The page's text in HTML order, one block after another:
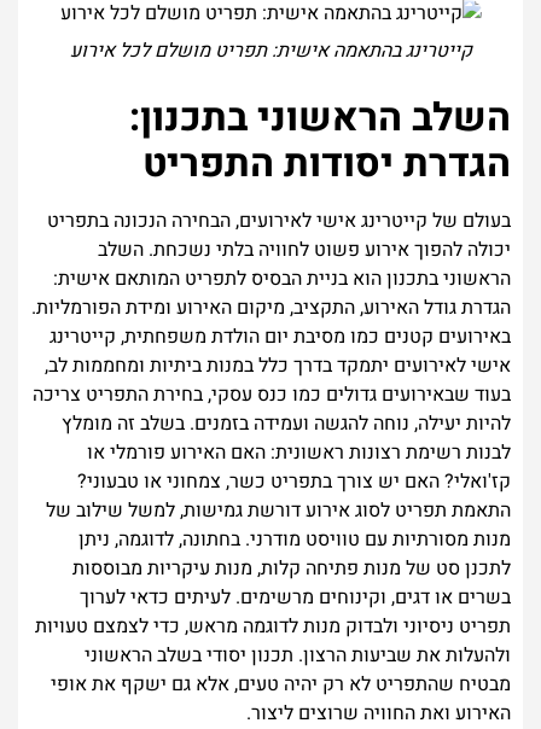
קייטרינג בהתאמה אישית: תפריט מושלם לכל אירוע
השלב הראשוני בתכנון:
הגדרת יסודות התפריט
בעולם של קייטרינג אישי לאירועים, הבחירה הנכונה בתפריט
יכולה להפוך אירוע פשוט לחוויה בלתי נשכחת. השלב
הראשוני בתכנון הוא בניית הבסיס לתפריט המותאם אישית:
הגדרת גודל האירוע, התקציב, מיקום האירוע ומידת הפורמליות.
באירועים קטנים כמו מסיבת יום הולדת משפחתית, קייטרינג
אישי לאירועים יתמקד בדרך כלל במנות ביתיות ומחממות לב,
בעוד שבאירועים גדולים כמו כנס עסקי, בחירת התפריט צריכה
להיות יעילה, נוחה להגשה ועמידה בזמנים. בשלב זה מומלץ
לבנות רשימת רצונות ראשונית: האם האירוע פורמלי או
קז'ואלי? האם יש צורך בתפריט כשר, צמחוני או טבעוני?
התאמת תפריט לסוג אירוע דורשת גמישות, למשל שילוב של
מנות מסורתיות עם טוויסט מודרני. בחתונה, לדוגמה, ניתן
לתכנן סט של מנות פתיחה קלות, מנות עיקריות מבוססות
בשרים או דגים, וקינוחים מרשימים. לעיתים כדאי לערוך
תפריט ניסיוני ולבדוק מנות לדוגמה מראש, כדי לצמצם טעויות
ולהעלות את שביעות הרצון. תכנון יסודי בשלב הראשוני
מבטיח שהתפריט לא רק יהיה טעים, אלא גם ישקף את אופי
האירוע ואת החוויה שרוצים ליצור.